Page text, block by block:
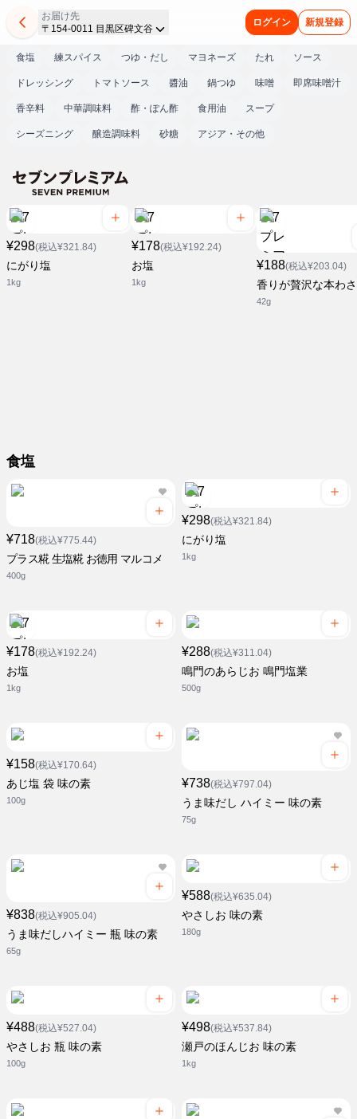
お届け先
〒154-0011 目黒区碑文谷
ログイン 新規登録
食塩 練スパイス つゆ・だし マヨネーズ たれ ソース
ドレッシング トマトソース 醬油 鍋つゆ 味噌 即席味噌汁
香辛料 中華調味料 酢・ぽん酢 食用油 スープ
シーズニング 醸造調味料 砂糖 アジア・その他
¥298(税込¥321.84)
にがり塩
1kg
¥178(税込¥192.24)
お塩
1kg
¥188(税込¥203.04)
香りが贅沢な本わ
42g
食塩
¥718(税込¥775.44)
プラス糀 生塩糀 お徳用 マルコメ
400g
¥298(税込¥321.84)
にがり塩
1kg
¥178(税込¥192.24)
お塩
1kg
¥288(税込¥311.04)
鳴門のあらじお 鳴門塩業
500g
¥158(税込¥170.64)
あじ塩 袋 味の素
100g
¥738(税込¥797.04)
うま味だし ハイミー 味の素
75g
¥838(税込¥905.04)
うま味だしハイミー 瓶 味の素
65g
¥588(税込¥635.04)
やさしお 味の素
180g
¥488(税込¥527.04)
やさしお 瓶 味の素
100g
¥498(税込¥537.84)
瀬戸のほんじお 味の素
1kg